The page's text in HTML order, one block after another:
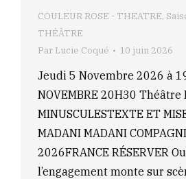
COULEUR ROSE - THEATRE,
THÉÂTRE
Par Lucie Coqué 10 juin 2026
Jeudi 5 Novembre 2026 à
NOVEMBRE 20H30 Théâtre
MINUSCULESTEXTE ET
MADANI MADANI
2026FRANCE RÉSERVER
l’engagement monte sur